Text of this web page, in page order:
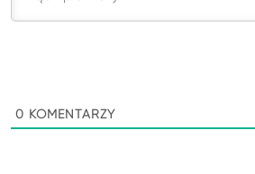
0 KOMENTARZY